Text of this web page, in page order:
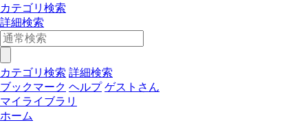
カテゴリ検索
詳細検索
カテゴリ検索 詳細検索
ブックマーク ヘルプ ゲストさん
マイライブラリ
ホーム